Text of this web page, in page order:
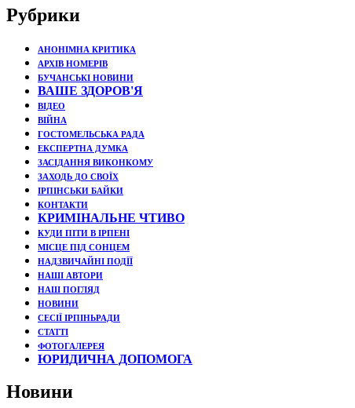
Рубрики
АНОНІМНА КРИТИКА
АРХІВ НОМЕРІВ
БУЧАНСЬКІ НОВИНИ
ВАШЕ ЗДОРОВ'Я
ВІДЕО
ВІЙНА
ГОСТОМЕЛЬСЬКА РАДА
ЕКСПЕРТНА ДУМКА
ЗАСІДАННЯ ВИКОНКОМУ
ЗАХОДЬ ДО СВОЇХ
ІРПІНСЬКИ БАЙКИ
КОНТАКТИ
КРИМІНАЛЬНЕ ЧТИВО
КУДИ ПІТИ В ІРПЕНІ
МІСЦЕ ПІД СОНЦЕМ
НАДЗВИЧАЙНІ ПОДЇЇ
НАШІ АВТОРИ
НАШ ПОГЛЯД
НОВИНИ
СЕСІЇ ІРПІНЬРАДИ
СТАТТІ
ФОТОГАЛЕРЕЯ
ЮРИДИЧНА ДОПОМОГА
Новини